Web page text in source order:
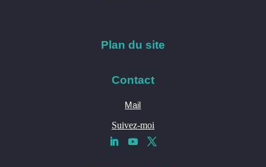
Plan du site
Contact
Mail
Suivez-moi